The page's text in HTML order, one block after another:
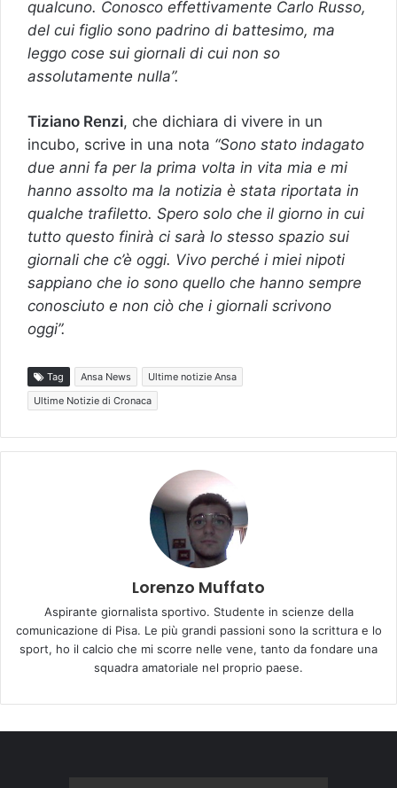
qualcuno. Conosco effettivamente Carlo Russo,
del cui figlio sono padrino di battesimo, ma
leggo cose sui giornali di cui non so
assolutamente nulla”.
Tiziano Renzi, che dichiara di vivere in un
incubo, scrive in una nota “Sono stato indagato
due anni fa per la prima volta in vita mia e mi
hanno assolto ma la notizia è stata riportata in
qualche trafiletto. Spero solo che il giorno in cui
tutto questo finirà ci sarà lo stesso spazio sui
giornali che c’è oggi. Vivo perché i miei nipoti
sappiano che io sono quello che hanno sempre
conosciuto e non ciò che i giornali scrivono
oggi”.
Tag Ansa News
Ultime notizie Ansa
Ultime Notizie di Cronaca
Lorenzo Muffato
Aspirante giornalista sportivo. Studente in scienze della
comunicazione di Pisa. Le più grandi passioni sono la scrittura e lo
sport, ho il calcio che mi scorre nelle vene, tanto da fondare una
squadra amatoriale nel proprio paese.